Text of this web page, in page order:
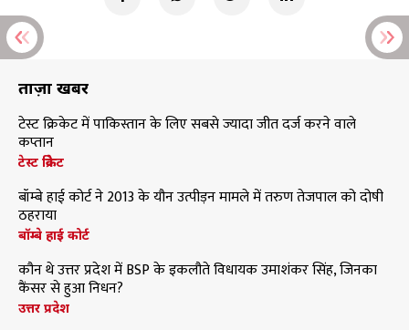
ताज़ा खबरें
टेस्ट क्रिकेट में पाकिस्तान के लिए सबसे ज्यादा जीत दर्ज करने वाले
कप्तान
टेस्ट क्रिकेट
बॉम्बे हाई कोर्ट ने 2013 के यौन उत्पीड़न मामले में तरुण तेजपाल को दोषी
ठहराया
बॉम्बे हाई कोर्ट
कौन थे उत्तर प्रदेश में BSP के इकलौते विधायक उमाशंकर सिंह, जिनका
कैंसर से हुआ निधन?
उत्तर प्रदेश